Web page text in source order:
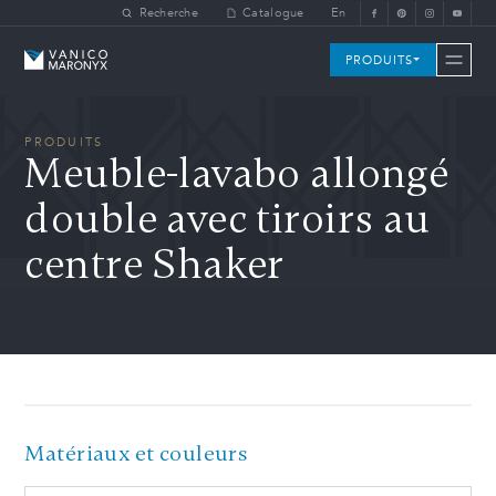
Skip to main contentRecherche Catalogue En
Vanico-Maronyx PRODUITS
PRODUITS
Meuble-lavabo allongé
double avec tiroirs au
centre Shaker
Matériaux et couleurs